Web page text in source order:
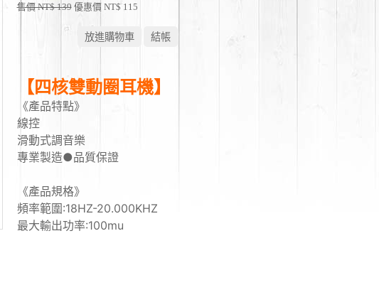
售價 NT$ 139 優惠價 NT$ 115
【四核雙動圈耳機】
《產品特點》
線控
滑動式調音樂
專業製造●品質保證
《產品規格》
頻率範圍:18HZ-20.000KHZ
最大輸出功率:100mu